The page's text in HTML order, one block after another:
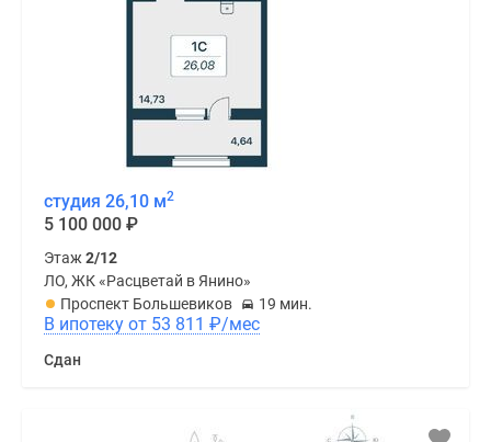
студия 26,10 м2
5 100 000 ₽
Этаж 2/12
ЛО, ЖК «Расцветай в Янино»
Проспект Большевиков
19 мин.
В ипотеку от 53 811 ₽/мес
Сдан